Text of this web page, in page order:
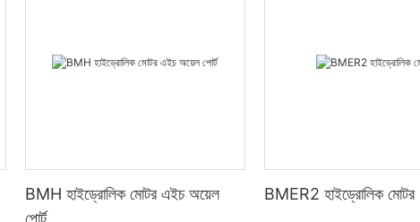
BMH হাইড্রোলিক মোটর এইচ অয়েল
পোর্ট
BMER2 হাইড্রোলিক মোটর